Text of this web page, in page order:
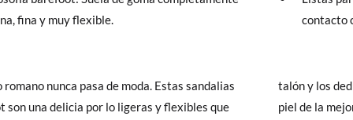
fina y muy flexible.
contacto
romano nunca pasa de moda. Estas sandalias
son una delicia por lo ligeras y flexibles que
deditos al aire. Están fabricadas en España, en
mejor calidad, con plantilla de gel y forradas en
recogeremos la primera, sin gastos, en unos pocos días!